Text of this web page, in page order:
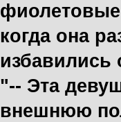
фиолетовые
когда она
избавились
"-- Эта
внешнюю